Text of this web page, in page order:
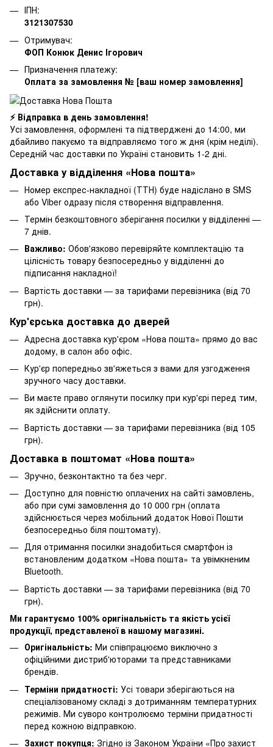
ІПН:
3121307530
Отримувач:
ФОП Конюк Денис Ігорович
Призначення платежу:
Оплата за замовлення № [ваш номер замовлення]
⚡ Відправка в день замовлення!
Усі замовлення, оформлені та підтверджені до 14:00, ми
дбайливо пакуємо та відправляємо того ж дня (крім неділі).
Середній час доставки по Україні становить 1-2 дні.
Доставка у відділення «Нова пошта»
Номер експрес-накладної (ТТН) буде надіслано в SMS
або Viber одразу після створення відправлення.
Термін безкоштовного зберігання посилки у відділенні —
7 днів.
Важливо: Обов'язково перевіряйте комплектацію та
цілісність товару безпосередньо у відділенні до
підписання накладної!
Вартість доставки — за тарифами перевізника (від 70
грн).
Кур'єрська доставка до дверей
Адресна доставка кур'єром «Нова пошта» прямо до вас
додому, в салон або офіс.
Кур'єр попередньо зв'яжеться з вами для узгодження
зручного часу доставки.
Ви маєте право оглянути посилку при кур'єрі перед тим,
як здійснити оплату.
Вартість доставки — за тарифами перевізника (від 105
грн).
Доставка в поштомат «Нова пошта»
Зручно, безконтактно та без черг.
Доступно для повністю оплачених на сайті замовлень,
або при сумі замовлення до 10 000 грн (оплата
здійснюється через мобільний додаток Нової Пошти
безпосередньо біля поштомату).
Для отримання посилки знадобиться смартфон із
встановленим додатком «Нова пошта» та увімкненим
Bluetooth.
Вартість доставки — за тарифами перевізника (від 70
грн).
Ми гарантуємо 100% оригінальність та якість усієї
продукції, представленої в нашому магазині.
Оригінальність: Ми співпрацюємо виключно з
офіційними дистриб'юторами та представниками
брендів.
Терміни придатності: Усі товари зберігаються на
спеціалізованому складі з дотриманням температурних
режимів. Ми суворо контролюємо терміни придатності
перед кожною відправкою.
Захист покупця: Згідно із Законом України «Про захист